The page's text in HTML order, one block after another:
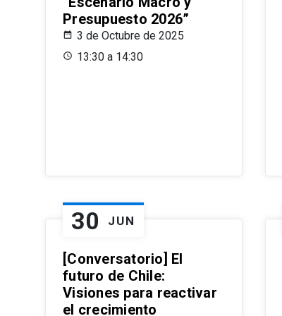
Presupuesto 2026”
3 de Octubre de 2025
13:30 a 14:30
30 JUN
[Conversatorio] El
futuro de Chile:
Visiones para reactivar
el crecimiento